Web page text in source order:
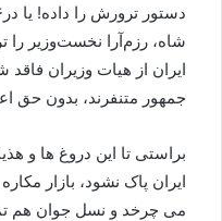
ایران از هیات وزیران
جمهور متنفرند، بدون حق
براستی تا این دروغ ها و
ایران پاک نشود، بازار
می چرخد و نسل جوان هم